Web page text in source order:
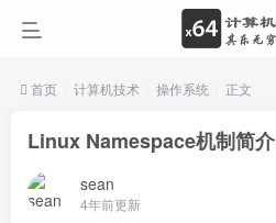
首页 计算机技术 操作系统 正文
Linux Namespace机制简介
sean
4年前更新